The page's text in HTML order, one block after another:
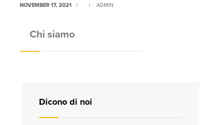
NOVEMBER 17, 2021 | | ADMIN
Chi siamo
Dicono di noi